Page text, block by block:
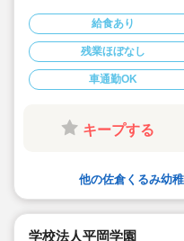
◆社会保険完備！
◆皆勤手当あり♪
◆派遣でのお仕事
◆勤務時間相談可
給食あり
残業ほぼなし
車通勤OK
キープする
他の佐倉くるみ幼
学校法人平岡学園